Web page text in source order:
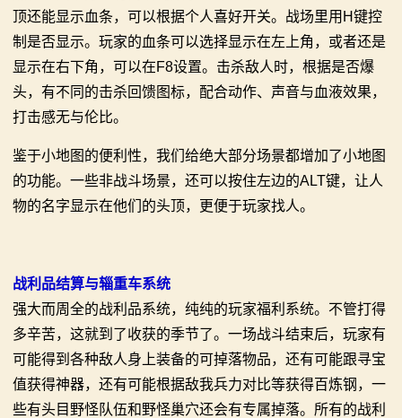
顶还能显示血条，可以根据个人喜好开关。战场里用H键控
制是否显示。玩家的血条可以选择显示在左上角，或者还是
显示在右下角，可以在F8设置。击杀敌人时，根据是否爆
头，有不同的击杀回馈图标，配合动作、声音与血液效果，
打击感无与伦比。
鉴于小地图的便利性，我们给绝大部分场景都增加了小地图
的功能。一些非战斗场景，还可以按住左边的ALT键，让人
物的名字显示在他们的头顶，更便于玩家找人。
战利品结算与辎重车系统
强大而周全的战利品系统，纯纯的玩家福利系统。不管打得
多辛苦，这就到了收获的季节了。一场战斗结束后，玩家有
可能得到各种敌人身上装备的可掉落物品，还有可能跟寻宝
值获得神器，还有可能根据敌我兵力对比等获得百炼钢，一
些有头目野怪队伍和野怪巢穴还会有专属掉落。所有的战利